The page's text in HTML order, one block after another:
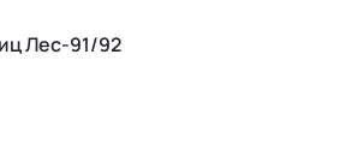
Лес-91/92